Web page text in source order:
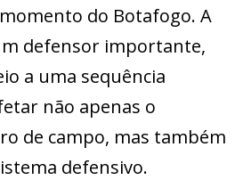
do Botafogo. A
defensor importante,
a uma sequência
não apenas o
de campo, mas também
defensivo.